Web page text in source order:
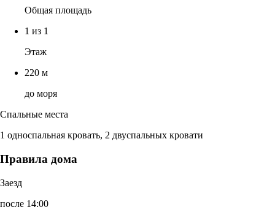
Общая площадь
1 из 1
Этаж
220 м
до моря
Спальные места
1 односпальная кровать, 2 двуспальных кровати
Правила дома
Заезд
после 14:00